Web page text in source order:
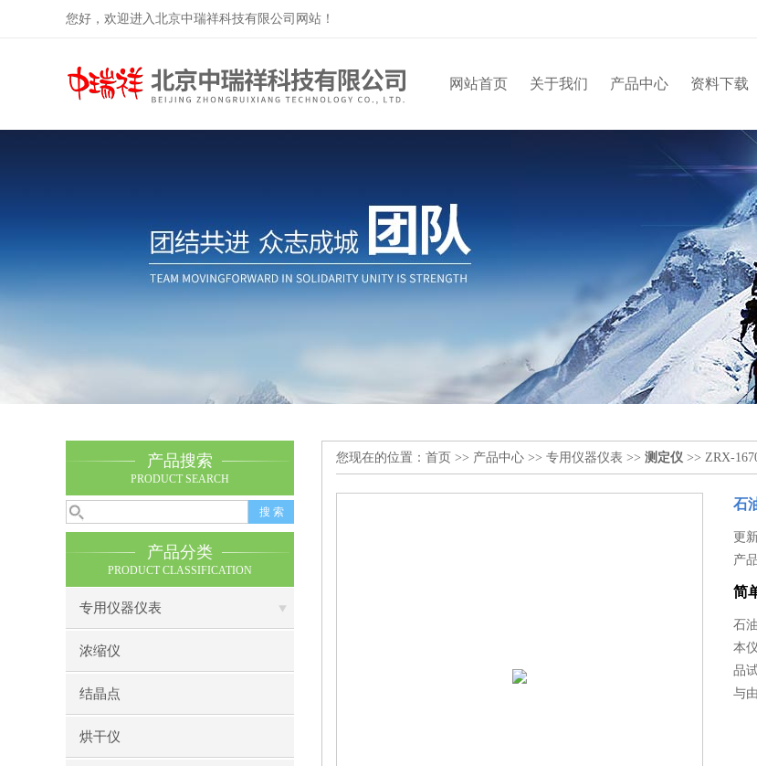
您好，欢迎进入北京中瑞祥科技有限公司网站！
网站首页 关于我们 产品中心 资料下载
产品搜索
PRODUCT SEARCH
产品分类
PRODUCT CLASSIFICATION
专用仪器仪表
浓缩仪
结晶点
烘干仪
您现在的位置： 首页 >> 产品中心 >> 专用仪器仪表 >> 测定仪 >> ZRX-
石
更
产
简
石
本
品
与